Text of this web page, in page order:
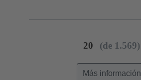
20 (de 1.569)
Más información